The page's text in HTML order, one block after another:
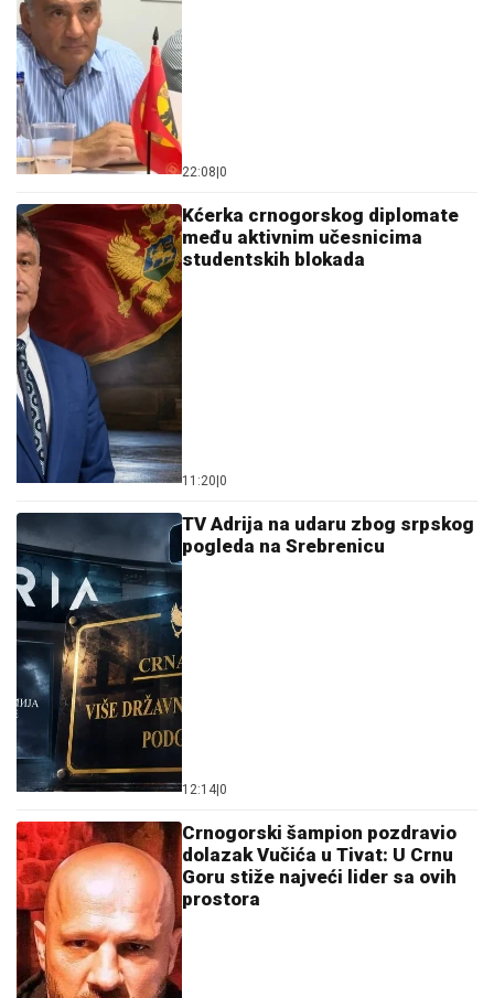
22:08|0
Kćerka crnogorskog diplomate
među aktivnim učesnicima
studentskih blokada
11:20|0
TV Adrija na udaru zbog srpskog
pogleda na Srebrenicu
12:14|0
Crnogorski šampion pozdravio
dolazak Vučića u Tivat: U Crnu
Goru stiže najveći lider sa ovih
prostora